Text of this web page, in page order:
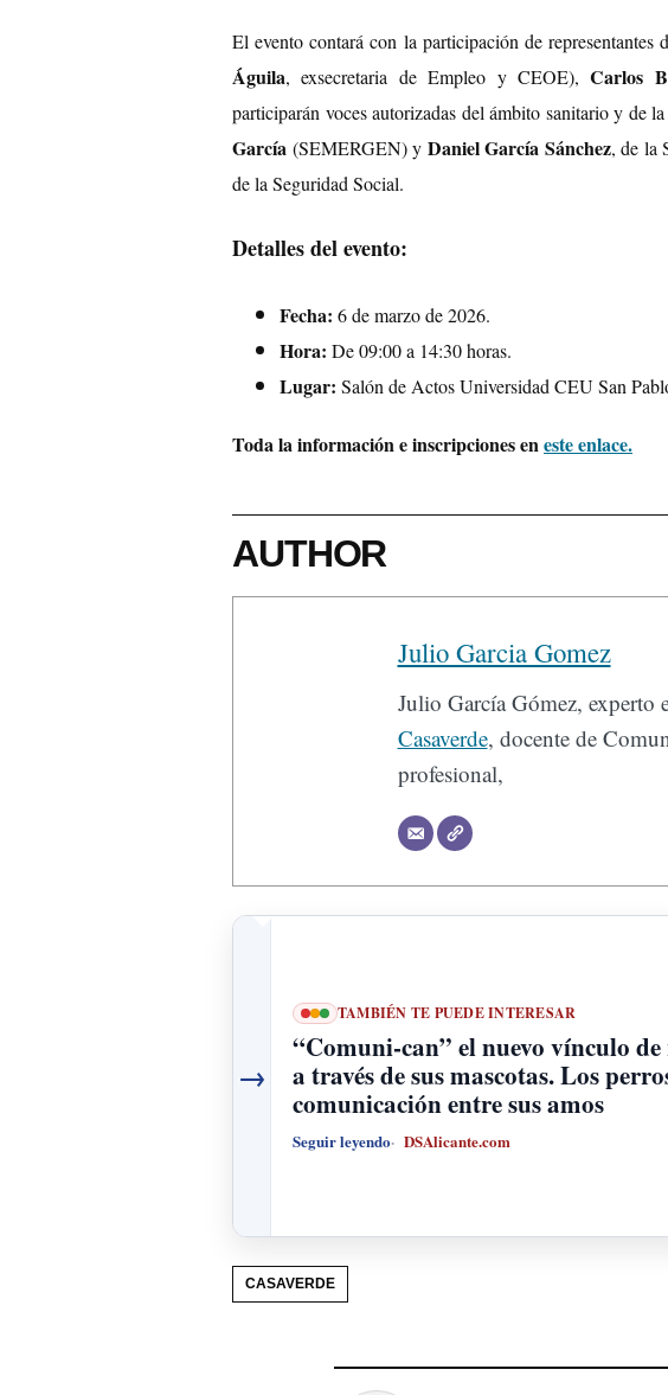
El evento contará con la participación de representantes
Águila, exsecretaria de Empleo y CEOE),Carlos
participarán voces autorizadas del ámbito sanitario y de
García (SEMERGEN) y Daniel García Sánchez, de la
de la Seguridad Social.
Detalles del evento:
Fecha: 6 de marzo de 2026.
Hora: De 09:00 a 14:30 horas.
Lugar: Salón de Actos Universidad CEU San
Toda la información e inscripciones eneste enlace.
AUTHOR
Julio Garcia Gomez
Julio García Gómez, experto
Casaverde, docente de
profesional,
→
TAMBIÉN TE PUEDE INTERESAR
“Comuni-can” el nuevo vínculo
a través de sus mascotas. Los
comunicación entre sus amos
Seguir leyendo DSAlicante.com
CASAVERDE